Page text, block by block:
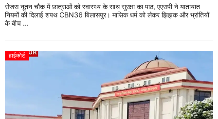
सेजस नूतन चौक में छात्राओं को स्वास्थ्य के साथ सुरक्षा का पाठ, एएसपी ने यातायात
नियमों की दिलाई शपथ CBN36 बिलासपुर। मासिक धर्म को लेकर झिझक और भ्रांतियों
के बीच ...
हाईकोर्ट